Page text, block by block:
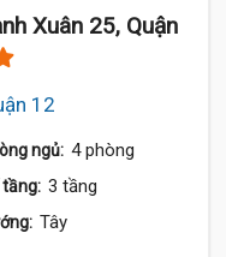
Xuân 25, Quận
12
ngủ: 4 phòng
tầng: 3 tầng
Tây